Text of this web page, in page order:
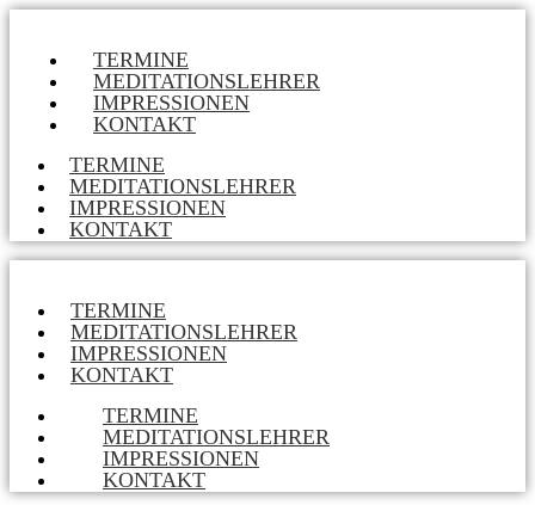
TERMINE
MEDITATIONSLEHRER
IMPRESSIONEN
KONTAKT
TERMINE
MEDITATIONSLEHRER
IMPRESSIONEN
KONTAKT
TERMINE
MEDITATIONSLEHRER
IMPRESSIONEN
KONTAKT
TERMINE
MEDITATIONSLEHRER
IMPRESSIONEN
KONTAKT